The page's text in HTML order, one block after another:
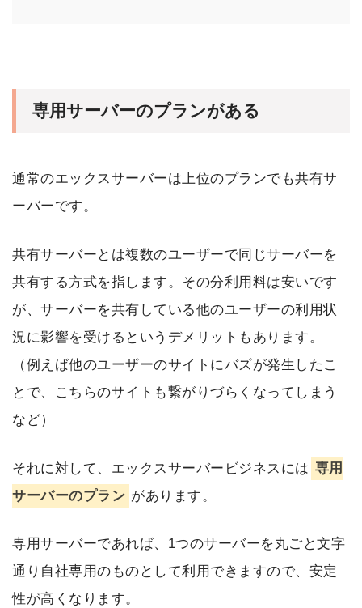
専用サーバーのプランがある
通常のエックスサーバーは上位のプランでも共有サ
ーバーです。
共有サーバーとは複数のユーザーで同じサーバーを
共有する方式を指します。その分利用料は安いです
が、サーバーを共有している他のユーザーの利用状
況に影響を受けるというデメリットもあります。
（例えば他のユーザーのサイトにバズが発生したこ
とで、こちらのサイトも繋がりづらくなってしまう
など）
それに対して、エックスサーバービジネスには 専用
サーバーのプラン があります。
専用サーバーであれば、1つのサーバーを丸ごと文字
通り自社専用のものとして利用できますので、安定
性が高くなります。